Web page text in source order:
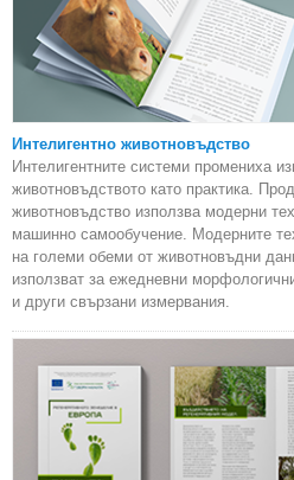
Интелигентно животновъдство
Интелигентните системи промениха
животновъдството като практика.
животновъдство използва модерни
машинно самообучение. Модерните
на големи обеми от животновъдни
използват за ежедневни
и други свързани измервания.